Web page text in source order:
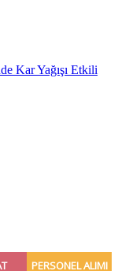
Kar Yağışı Etkili